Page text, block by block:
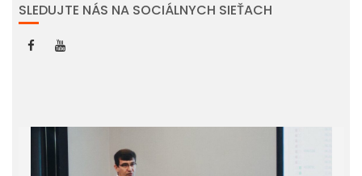
SLEDUJTE NÁS NA SOCIÁLNYCH SIEŤACH